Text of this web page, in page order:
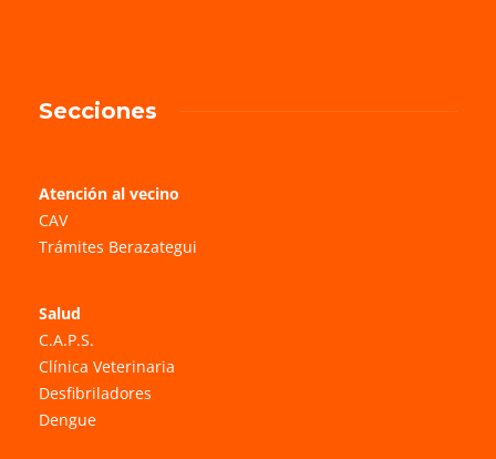
Secciones
Atención al vecino
CAV
Trámites Berazategui
Salud
C.A.P.S.
Clínica Veterinaria
Desfibriladores
Dengue